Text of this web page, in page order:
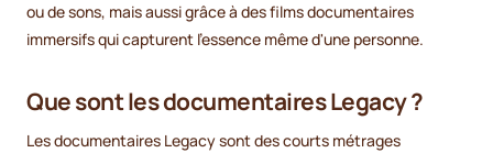
ou de sons, mais aussi grâce à des films documentaires
immersifs qui capturent l'essence même d'une personne.
Que sont les documentaires Legacy ?
Les documentaires Legacy sont des courts métrages